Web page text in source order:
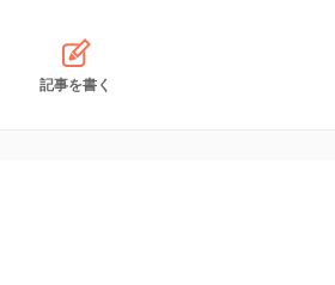
記事を書く